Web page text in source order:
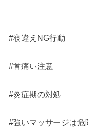
#寝違えNG行動
#首痛い注意
#炎症期の対処
#強いマッサージは危